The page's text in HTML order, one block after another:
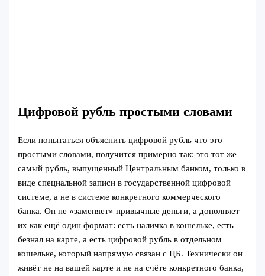
Цифровой рубль простыми словами
Если попытаться объяснить цифровой рубль что это
простыми словами, получится примерно так: это тот же
самый рубль, выпущенный Центральным банком, только в
виде специальной записи в государственной цифровой
системе, а не в системе конкретного коммерческого
банка. Он не «заменяет» привычные деньги, а дополняет
их как ещё один формат: есть наличка в кошельке, есть
безнал на карте, а есть цифровой рубль в отдельном
кошельке, который напрямую связан с ЦБ. Технически он
живёт не на вашей карте и не на счёте конкретного банка,